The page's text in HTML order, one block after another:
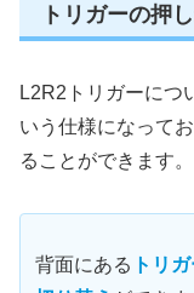
トリガーの押
L2R2トリガーにつ
いう仕様になってお
ることができます。
背面にある トリ